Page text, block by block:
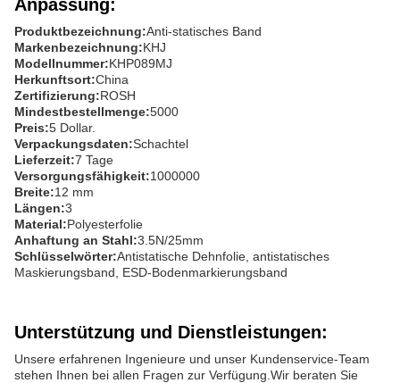
Anpassung:
Produktbezeichnung:Anti-statisches Band
Markenbezeichnung:KHJ
Modellnummer:KHP089MJ
Herkunftsort:China
Zertifizierung:ROSH
Mindestbestellmenge:5000
Preis:5 Dollar.
Verpackungsdaten:Schachtel
Lieferzeit:7 Tage
Versorgungsfähigkeit:1000000
Breite:12 mm
Längen:3
Material:Polyesterfolie
Anhaftung an Stahl:3.5N/25mm
Schlüsselwörter:Antistatische Dehnfolie, antistatisches
Maskierungsband, ESD-Bodenmarkierungsband
Unterstützung und Dienstleistungen:
Unsere erfahrenen Ingenieure und unser Kundenservice-Team
stehen Ihnen bei allen Fragen zur Verfügung.Wir beraten Sie